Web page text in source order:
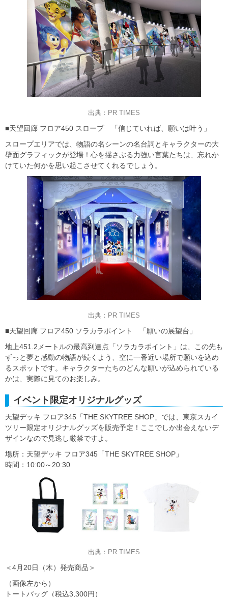
出典：PR TIMES
■天望回廊 フロア450 スロープ 「信じていれば、願いは叶う」
スロープエリアでは、物語の名シーンの名台詞とキャラクターの大
壁面グラフィックが登場！心を揺さぶる力強い言葉たちは、忘れか
けていた何かを思い起こさせてくれるでしょう。
出典：PR TIMES
■天望回廊 フロア450 ソラカラポイント 「願いの展望台」
地上451.2メートルの最高到達点「ソラカラポイント」は、この先も
ずっと夢と感動の物語が続くよう、空に一番近い場所で願いを込め
るスポットです。キャラクターたちのどんな願いが込められている
かは、実際に見てのお楽しみ。
イベント限定オリジナルグッズ
天望デッキ フロア345「THE SKYTREE SHOP」では、東京スカイ
ツリー限定オリジナルグッズを販売予定！ここでしか出会えないデ
ザインなので見逃し厳禁ですよ。
場所：天望デッキ フロア345「THE SKYTREE SHOP」
時間：10:00～20:30
出典：PR TIMES
＜4月20日（木）発売商品＞
（画像左から）
トートバッグ（税込3,300円）